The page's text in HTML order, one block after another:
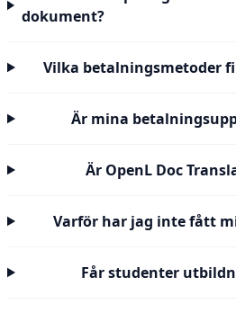
dokument?
Vilka betalningsmetoder
Är mina
Är OpenL Doc
Varför har jag inte fått
Får studenter